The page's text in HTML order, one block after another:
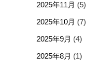
2025年11月 (5)
2025年10月 (7)
2025年9月 (4)
2025年8月 (1)